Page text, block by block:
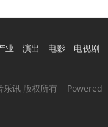
业 演出 电影
电视剧
讯 版权所有 Powered